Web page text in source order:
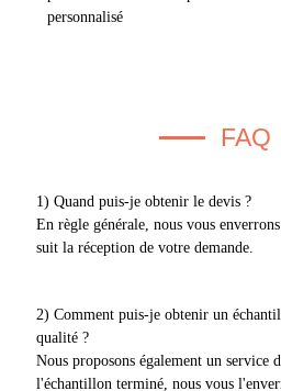
FAQ
1) Quand puis-je obtenir le devis ?
En règle générale, nous vous
suit la réception de votre demande.
2) Comment puis-je obtenir un
qualité ?
Nous proposons également un service
l'échantillon terminé, nous vous